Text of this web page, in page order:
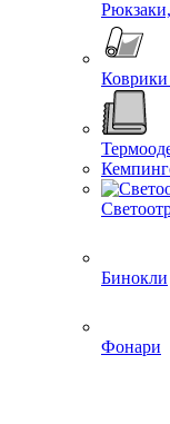
Бинокли
Фонари